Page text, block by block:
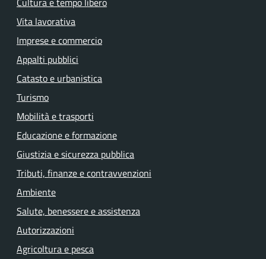
Vita lavorativa
Imprese e commercio
Appalti pubblici
Catasto e urbanistica
Turismo
Mobilità e trasporti
Educazione e formazione
Giustizia e sicurezza pubblica
Tributi, finanze e contravvenzioni
Ambiente
Salute, benessere e assistenza
Autorizzazioni
Agricoltura e pesca